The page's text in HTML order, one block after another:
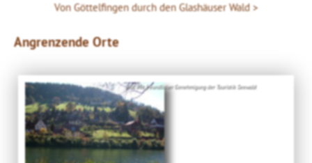
Von Göttelfingen durch den Glashäuser Wald
Angrenzende Orte
Bild: Mit freundlicher Genehmigung der Touristik Seewald